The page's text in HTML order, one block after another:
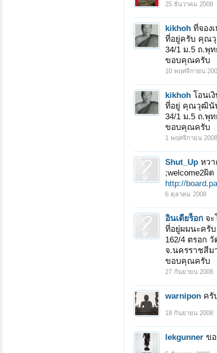
25 ธันวาคม 2008
kikhoh ที่จอง
ที่อยู่ครับ คุณ
34/1 ม.5 ถ.พุ
ขอบคุณครับ
10 พฤศจิกายน
kikhoh โอนเ
ที่อยู่ คุณวุฒินั
34/1 ม.5 ถ.พุ
ขอบคุณครับ
1 พฤศจิกายน 2008
Shut_Up หว
;welcome2ผิ
http://
6 ตุลาคม 2008
อินเดียร็อก จ
ที่อยู่ผมนะครั
162/4 ตรอก
จ.นครราชสีม
ขอบคุณครับ
27 กันยายน 2008
warnipon ครั
18 กันยายน 2008
lekgunner ข
< ย้อนกลับ 2